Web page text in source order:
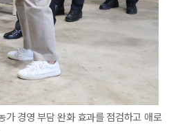
경영 부담 완화 효과를 점검하고 애로